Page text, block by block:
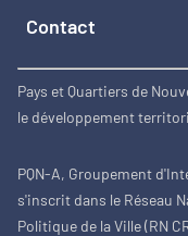
Contact
Pays et Quartiers de
le développement
PQN-A, Groupement
s'inscrit dans le Réseau
Politique de la Ville (RN